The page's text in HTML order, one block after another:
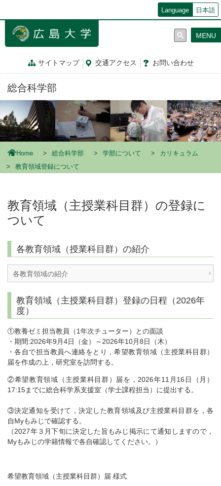
ン
Language 日本語
サイトマップ 交通アクセス お問い合わせ
MENU
総合科学部
Home 総合科学部 学部について
カリキュラム
教育領域登録について
教育領域（主授業科目群）の登録に
ついて
各教育領域（授業科目群）の紹介
各教育領域の紹介
教育領域（主授業科目群）登録の日程（2026年
度）
①教養ゼミ担当教員（1年次チューター）との面談
・期間:2026年9月4日（金）～2026年10月8日（木）
・各自で担当教員へ連絡をとり，希望教育領域（主授業科目群）
届を作成の上，研究室を訪問する。
②希望教育領域（主授業科目群）届を，2026年11月16日（月）
17:15までに総合科学系支援室（学士課程担当）に提出する。
③決定通知を受けて，決定した教育領域及び主授業科目群を，各
自Myもみじで確認する。
（2027年３月下旬に決定した旨もみじ掲示にて通知しますので，
Myもみじの学籍情報で各自確認してください。）
希望教育領域（主授業科目群）届 様式